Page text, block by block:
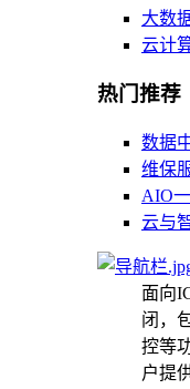
大数
云计
热门推荐
数据
维保
AIO
云与
面向
闭，
控等
户提